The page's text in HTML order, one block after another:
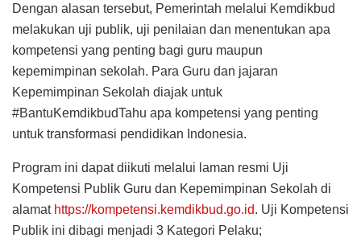
Dengan alasan tersebut, Pemerintah melalui Kemdikbud
melakukan uji publik, uji penilaian dan menentukan apa
kompetensi yang penting bagi guru maupun
kepemimpinan sekolah. Para Guru dan jajaran
Kepemimpinan Sekolah diajak untuk
#BantuKemdikbudTahu apa kompetensi yang penting
untuk transformasi pendidikan Indonesia.
Program ini dapat diikuti melalui laman resmi Uji
Kompetensi Publik Guru dan Kepemimpinan Sekolah di
alamat https://kompetensi.kemdikbud.go.id. Uji Kompetensi
Publik ini dibagi menjadi 3 Kategori Pelaku;